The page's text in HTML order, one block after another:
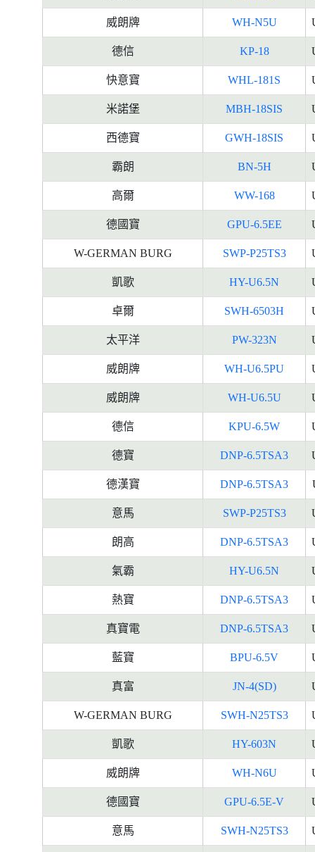
威朗牌 WH-N5U
德信 KP-18
快意寶 WHL-181S
米諾堡 MBH-18SIS
西德寶 GWH-18SIS
霸朗 BN-5H
高爾 WW-168
德國寶 GPU-6.5EE
W-GERMAN BURG SWP-P25TS3
凱歌 HY-U6.5N
卓爾 SWH-6503H
太平洋 PW-323N
威朗牌 WH-U6.5PU
威朗牌 WH-U6.5U
德信 KPU-6.5W
德寶 DNP-6.5TSA3
德漢寶 DNP-6.5TSA3
意馬 SWP-P25TS3
朗高 DNP-6.5TSA3
氣霸 HY-U6.5N
熱寶 DNP-6.5TSA3
真寶電 DNP-6.5TSA3
藍寶 BPU-6.5V
真富 JN-4(SD)
W-GERMAN BURG SWH-N25TS3
凱歌 HY-603N
威朗牌 WH-N6U
德國寶 GPU-6.5E-V
意馬 SWH-N25TS3